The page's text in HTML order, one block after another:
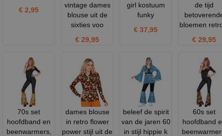
€ 2,95
vintage dames
blouse uit de
sixties voo
€ 29,95
girl kostuum
funky
€ 37,95
de tijd
bloemen
€ 29,95
70s set
hoofdband en
beenwarmers,
dames blouse
in retro flower
power stijl uit de
beleef de spirit
van de jaren 60
in stijl hippie k
60s set
hoofdband